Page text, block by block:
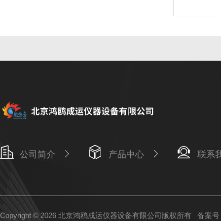
公司简介 产品中心 联系
Copyright © 2026 北京鸿鸥成运仪器设备有限公司版权所有 备案号